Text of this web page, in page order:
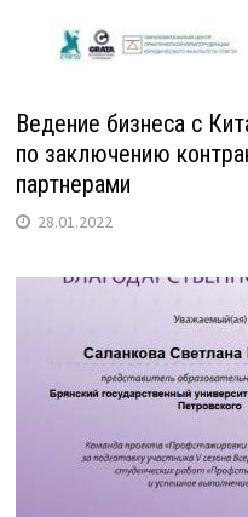
Ведение бизнеса с
по заключению
партнерами
28.01.2022